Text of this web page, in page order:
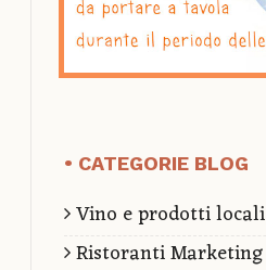
CATEGORIE BLOG
Vino e prodotti locali
Ristoranti Marketing